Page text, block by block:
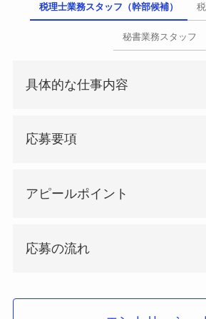
税理士業務スタッフ（幹部候補）
秘書業務スタッフ
具体的な仕事内容
応募要項
アピールポイント
応募の流れ